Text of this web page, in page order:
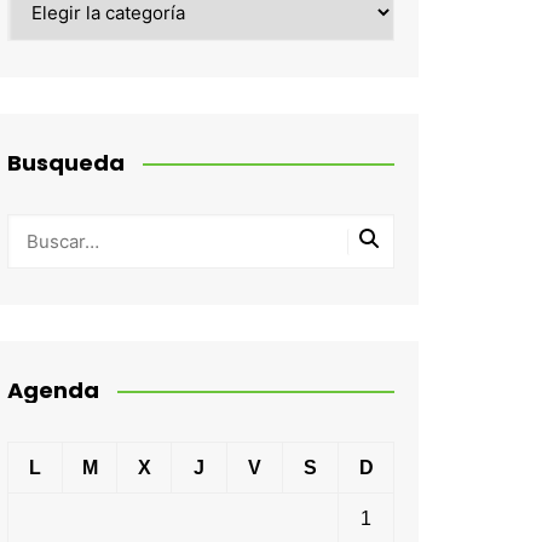
Busqueda
Agenda
L M X J V S D
1